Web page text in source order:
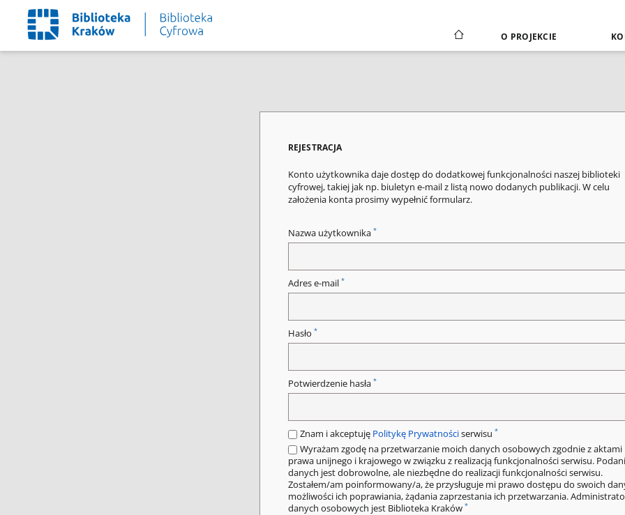
O PROJEKCIE
REJESTRACJA
Konto użytkownika daje dostęp do dodatkowej funkcjonalności naszej biblioteki
cyfrowej, takiej jak np. biuletyn e-mail z listą nowo dodanych publikacji. W celu
założenia konta prosimy wypełnić formularz.
Nazwa użytkownika *
Adres e-mail *
Hasło *
Potwierdzenie hasła *
Znam i akceptuję Politykę Prywatnościserwisu *
Wyrażam zgodę na przetwarzanie moich danych osobowych zgodnie z aktami
prawa unijnego i krajowego w związku z realizacją funkcjonalności serwisu.
danych jest dobrowolne, ale niezbędne do realizacji funkcjonalności serwisu.
Zostałem/am poinformowany/a, że przysługuje mi prawo dostępu do swoich
możliwości ich poprawiania, żądania zaprzestania ich przetwarzania.
danych osobowych jest Biblioteka Kraków *